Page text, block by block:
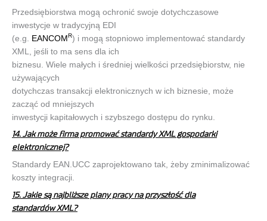
Przedsiębiorstwa mogą ochronić swoje dotychczasowe
inwestycje w tradycyjną EDI
(e.g. EANCOMR) i mogą stopniowo implementować standardy
XML, jeśli to ma sens dla ich
biznesu. Wiele małych i średniej wielkości przedsiębiorstw, nie
używających
dotychczas transakcji elektronicznych w ich biznesie, może
zacząć od mniejszych
inwestycji kapitałowych i szybszego dostępu do rynku.
14. Jak może firma promować standardy XML gospodarki
elektronicznej?
Standardy EAN.UCC zaprojektowano tak, żeby zminimalizować
koszty integracji.
15. Jakie są najbliższe plany pracy na przyszłość dla
standardów XML?